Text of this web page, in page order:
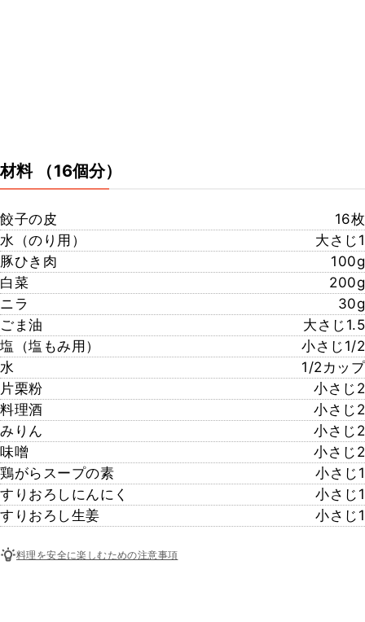
材料 （16個分）
餃子の皮
16枚
水（のり用）
大さじ1
豚ひき肉
100g
白菜
200g
ニラ
30g
ごま油
大さじ1.5
塩（塩もみ用）
小さじ1/2
水
1/2カップ
片栗粉
小さじ2
料理酒
小さじ2
みりん
小さじ2
味噌
小さじ2
鶏がらスープの素
小さじ1
すりおろしにんにく
小さじ1
すりおろし生姜
小さじ1
料理を安全に楽しむための注意事項